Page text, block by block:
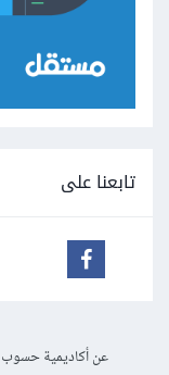
تابعنا على
عن أكاديمية حسوب